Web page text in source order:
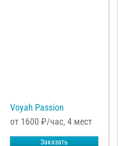
Voyah Passion
от 1600 ₽/час, 4 мест
Заказать